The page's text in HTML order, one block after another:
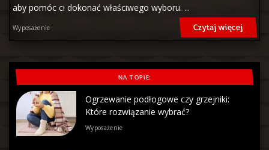
aby pomóc ci dokonać właściwego wyboru. ...
Wyposażenie Czytaj więcej
NA TOPIE:
Ogrzewanie podłogowe czy grzejniki:
Które rozwiązanie wybrać?
Wyposażenie